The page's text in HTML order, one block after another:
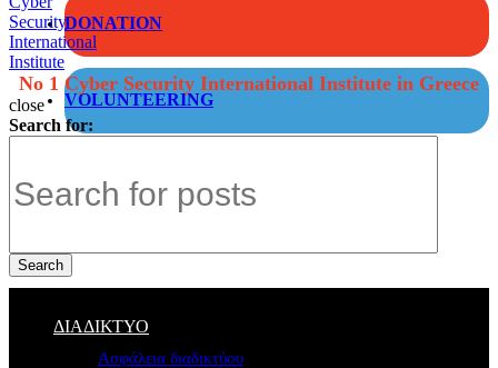
DONATION
VOLUNTEERING
No 1 Cyber Security International Institute in Greece
close
Search for:
Search
ΔΙΑΔΙΚΤΥΟ
Ασφάλεια διαδικτύου